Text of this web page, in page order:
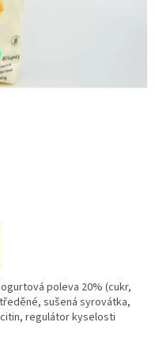
poleva 20% (cukr,
sušená syrovátka,
regulátor kyselosti